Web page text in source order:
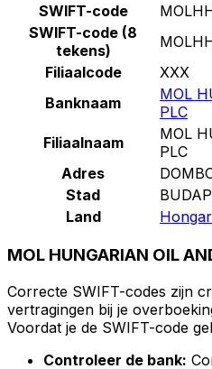
SWIFT-code
SWIFT-code (8
tekens)
Filiaalcode
XXX
Banknaam
MOL
PLC
Filiaalnaam
MOL
PLC
Adres
Stad
Land
MOL HUNGARIAN OIL
Correcte SWIFT-codes zijn
vertragingen bij je
Voordat je de SWIFT-code
Controleer de bank: